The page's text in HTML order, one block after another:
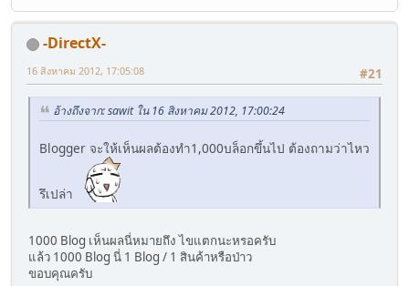
-DirectX-
#21
16 สิงหาคม 2012, 17:05:08
อ้างถึงจาก: sawit ใน 16 สิงหาคม 2012, 17:00:24
Blogger จะให้เห็นผลต้องทำ1,000บล็อกขึ้นไป ต้องถามว่าไหว
รึเปล่า
1000 Blog เห็นผลนี่หมายถึง ไขแตกนะหรอครับ
แล้ว 1000 Blog นี่ 1 Blog / 1 สินค้าหรือป่าว
ขอบคุณครับ